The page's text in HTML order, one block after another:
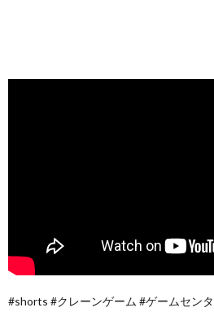
#shorts #クレーンゲーム #ゲームセン